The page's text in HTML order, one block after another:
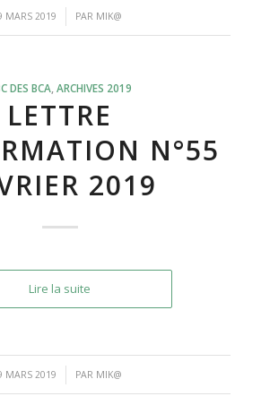
MARS 2019
/ PAR MIK@
DES BCA ,ARCHIVES 2019
LETTRE
N°55
2019
Lire la suite
MARS 2019
/ PAR MIK@